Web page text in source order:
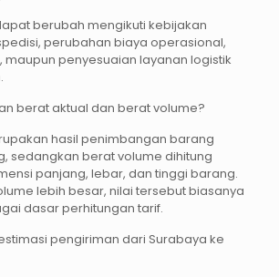
berubah mengikuti kebijakan
perubahan biaya operasional,
maupun penyesuaian layanan logistik
berat aktual dan berat volume?
hasil penimbangan barang
sedangkan berat volume dihitung
panjang, lebar, dan tinggi barang.
lebih besar, nilai tersebut biasanya
dasar perhitungan tarif.
pengiriman dari Surabaya ke